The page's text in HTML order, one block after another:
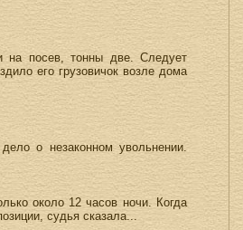
на посев, тонны две. Следует
его грузовичок возле дома
о незаконном увольнении.
около 12 часов ночи. Когда
судья сказала...